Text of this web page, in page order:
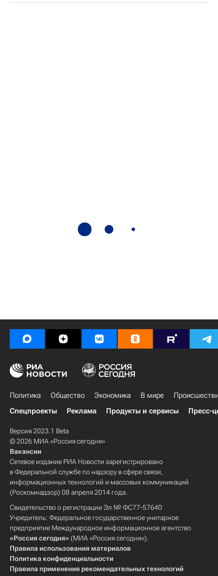
Политика Общество Экономика В мире
Спецпроекты
Реклама Продукты и сервисы Пресс-
Версия 2023.1 Beta
© 2026 МИА «Россия сегодня»
Вакансии
Сетевое издание РИА Новости зарегистрировано
в Федеральной службе по надзору в сфере связи,
информационных технологий и массовых коммуникаций
(Роскомнадзор) 08 апреля 2014 года.
Свидетельство о регистрации Эл № ФС77-57640
Учредитель: Федеральное государственное унитарное
предприятие Международное информационное агентство
«Россия сегодня» (МИА «Россия сегодня»).
Правила использования материалов
Политика конфиденциальности
Правила применения рекомендательных технологий